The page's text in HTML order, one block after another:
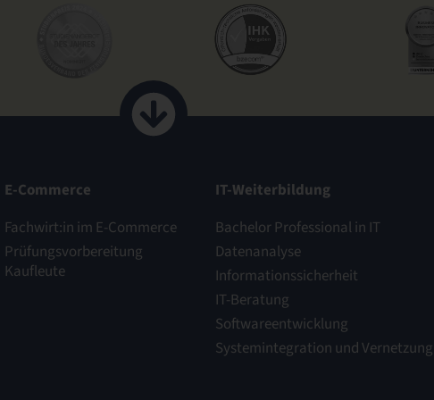
E-Commerce
Fachwirt:in im E-Commerce
Prüfungsvorbereitung
Kaufleute
IT-Weiterbildung
Bachelor Professional in IT
Datenanalyse
Informationssicherheit
IT-Beratung
Softwareentwicklung
Systemintegration und Vernetzung